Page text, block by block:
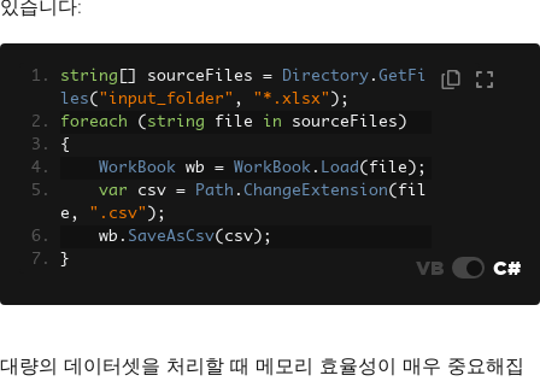
있습니다:
string sourceFiles = Directory . GetFi
les( "input_folder" , "*.xlsx" );
foreach
( string file in sourceFiles )
{
WorkBook wb = WorkBook . Load ( file );
var csv = Path . ChangeExtension( fil
e , ".csv" );
    wb
. SaveAsCsv( csv );
}
VB C#
대량의 데이터셋을 처리할 때 메모리 효율성이 매우 중요해집